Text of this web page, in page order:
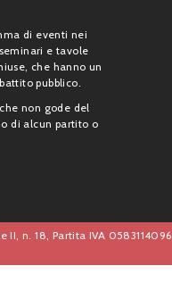
di eventi nei
e tavole
che hanno un
pubblico.
non gode del
di alcun partito o
II, n. 18, Partita IVA